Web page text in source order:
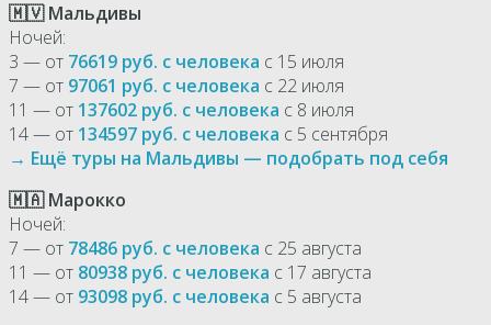
🇲🇻 Мальдивы
Ночей:
3 — от 76619 руб. с человека с 15 июля
7 — от 97061 руб. с человека с 22 июля
11 — от 137602 руб. с человека с 8 июля
14 — от 134597 руб. с человека с 5 сентября
→ Ещё туры на Мальдивы — подобрать под себя
🇲🇦 Марокко
Ночей:
7 — от 78486 руб. с человека с 25 августа
11 — от 80938 руб. с человека с 17 августа
14 — от 93098 руб. с человека с 5 августа